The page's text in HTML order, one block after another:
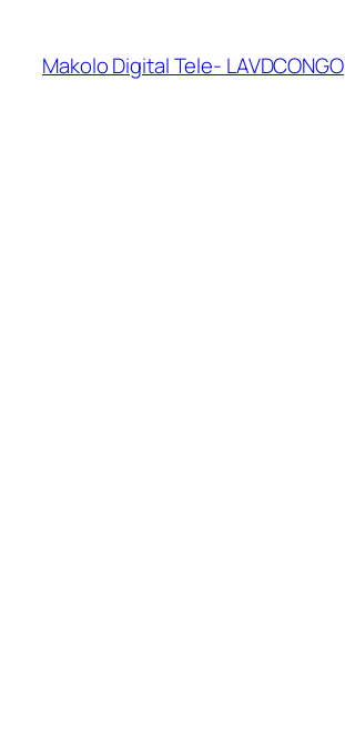
Makolo Digital Tele- LAVDCONGO